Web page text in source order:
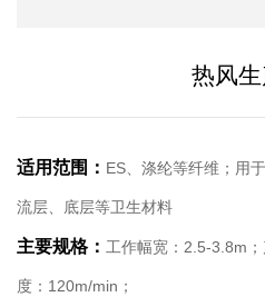
热风
适用范围： ES、涤纶等纤维；用
流层、底层等卫生材料
主要规格： 工作幅宽：2.5-3.8m
度：120m/min；